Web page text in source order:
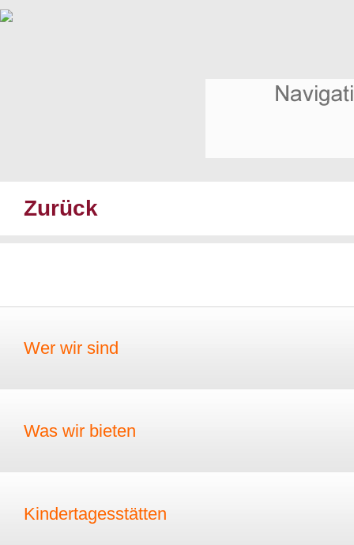
Zurück
Wer wir sind
Was wir bieten
Kindertagesstätten